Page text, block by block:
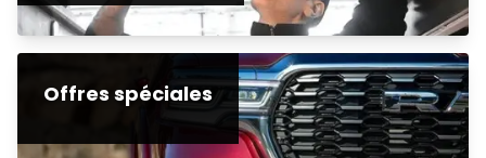
Offres spéciales